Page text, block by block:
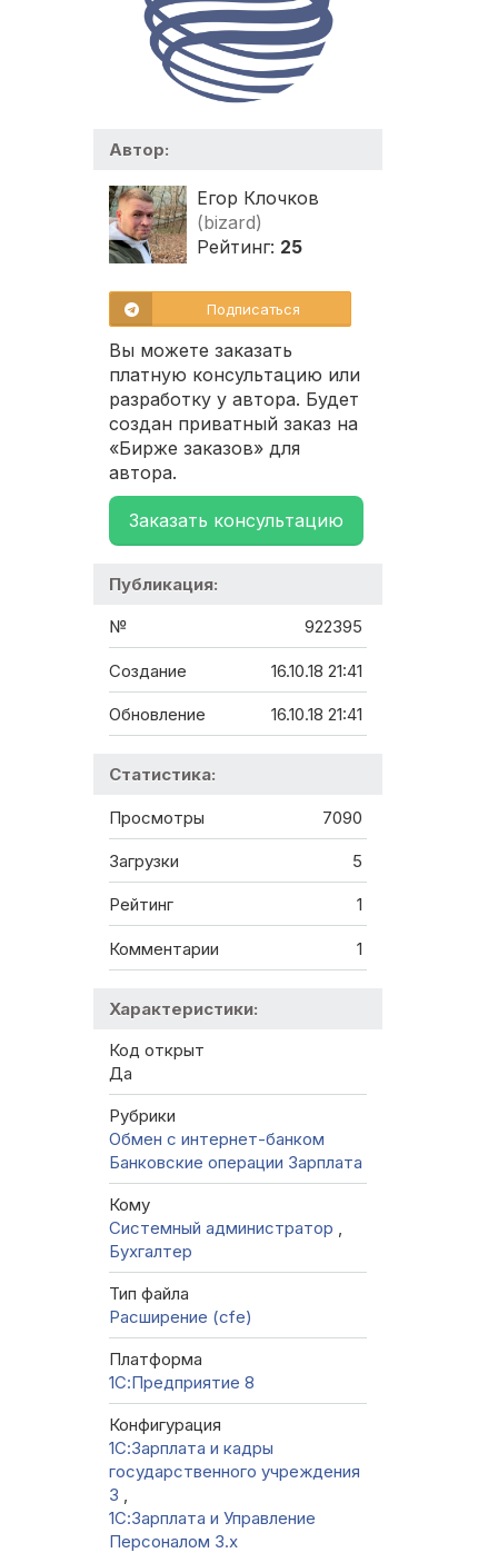
Автор:
Егор Клочков
(bizard)
Рейтинг: 25
Подписаться
Вы можете заказать
платную консультацию или
разработку у автора. Будет
создан приватный заказ на
«Бирже заказов» для
автора.
Заказать консультацию
Публикация:
№ 922395
Создание 16.10.18 21:41
Обновление 16.10.18 21:41
Статистика:
Просмотры 7090
Загрузки 5
Рейтинг 1
Комментарии 1
Характеристики:
Код открыт
Да
Рубрики
Обмен с интернет-банком
Банковские операции Зарплата
Кому
Системный администратор ,
Бухгалтер
Тип файла
Расширение (cfe)
Платформа
1С:Предприятие 8
Конфигурация
1С:Зарплата и кадры
государственного учреждения
3 ,
1С:Зарплата и Управление
Персоналом 3.x